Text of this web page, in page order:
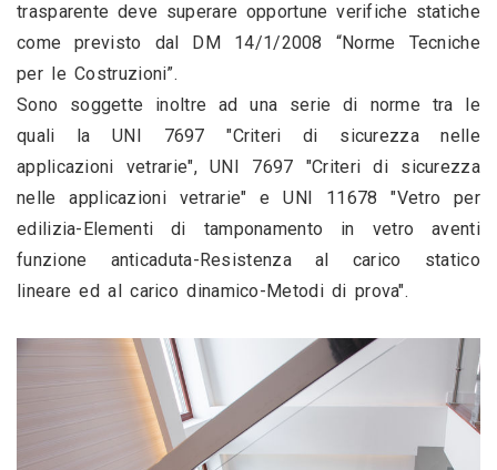
trasparente deve superare opportune verifiche statiche
come previsto dal DM 14/1/2008 “Norme Tecniche
per le Costruzioni”.
Sono soggette inoltre ad una serie di norme tra le
quali la UNI 7697 "Criteri di sicurezza nelle
applicazioni vetrarie", UNI 7697 "Criteri di sicurezza
nelle applicazioni vetrarie" e UNI 11678 "Vetro per
edilizia-Elementi di tamponamento in vetro aventi
funzione anticaduta-Resistenza al carico statico
lineare ed al carico dinamico-Metodi di prova".